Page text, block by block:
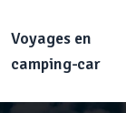
Voyages en
camping-car